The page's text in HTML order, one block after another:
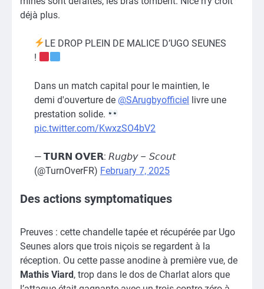
déjà plus.
LE DROP PLEIN DE MALICE D’UGO SEUNES
!
Dans un match capital pour le maintien, le
demi d'ouverture de @SArugbyofficiel livre une
prestation solide.
pic.twitter.com/KwxzSO4bV2
— 𝗧𝗨𝗥𝗡 𝗢𝗩𝗘𝗥: 𝘙𝘶𝘨𝘣𝘺 – 𝘚𝘤𝘰𝘶𝘵
(@TurnOverFR) February 7, 2025
Des actions symptomatiques
Preuves : cette chandelle tapée et récupérée par Ugo
Seunes alors que trois niçois se regardent à la
réception. Ou cette passe anodine à première vue, de
Mathis Viard, trop dans le dos de Charlat alors que